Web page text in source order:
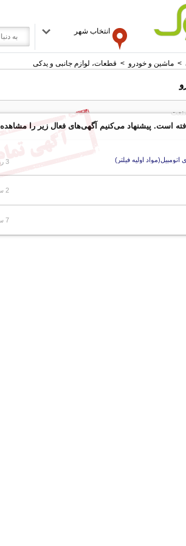
انتخاب شهر
> ماشین و خودرو > قطعات، لوازم جانبی و یدکی
است. پیشنهاد می‌کنیم آگهی‌های فعال زیر را مشاهده
اتومبیل(مواد اولیه فیلتر) 3 روز پیش
2 سال پیش
7 سال پیش